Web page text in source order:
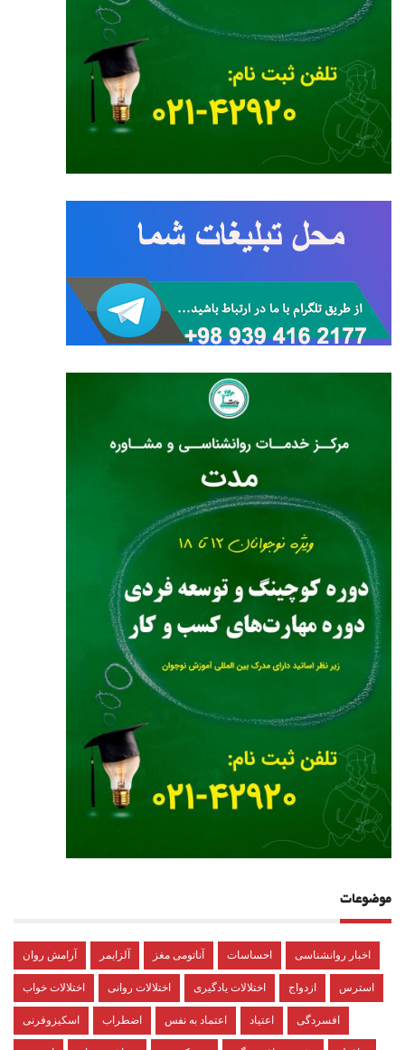
موضوعات
آرامش روان آلزایمر آناتومی مغز احساسات اخبار روانشناسی
اختلالات خواب اختلالات روانی اختلالات یادگیری ازدواج استرس
اسکیزوفرنی اضطراب اعتماد به نفس اعتیاد افسردگی